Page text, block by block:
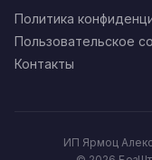
Политика
Пользовательское
Контакты
ИП Ярмоц